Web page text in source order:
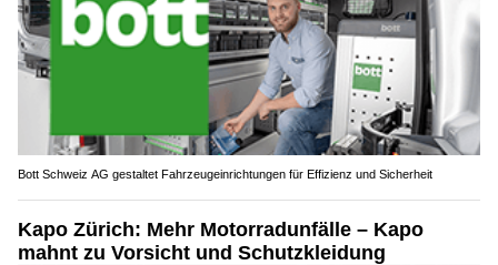
Bott Schweiz AG gestaltet Fahrzeugeinrichtungen für Effizienz und Sicherheit
Kapo Zürich: Mehr Motorradunfälle – Kapo
mahnt zu Vorsicht und Schutzkleidung